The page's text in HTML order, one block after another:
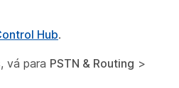
Hub.
vá para PSTN & Routing >